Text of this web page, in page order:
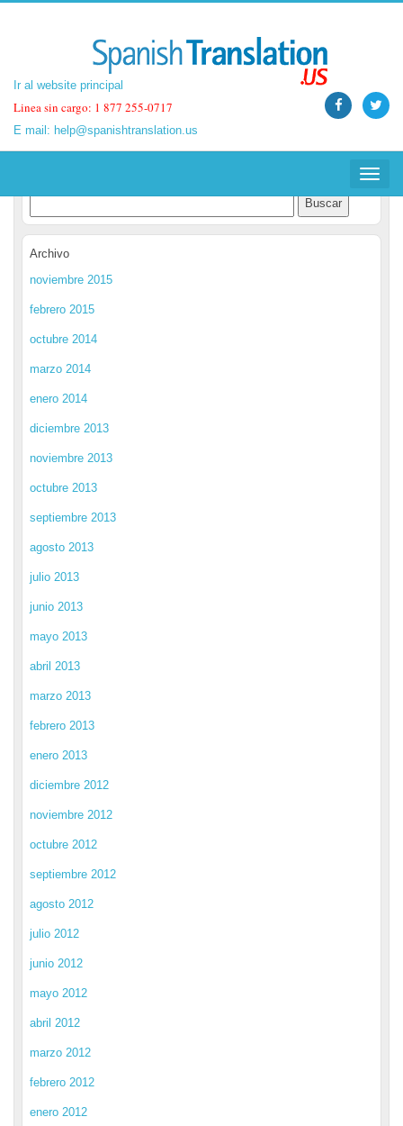
Ir al website principal
Linea sin cargo: 1 877 255-0717
E mail: help@spanishtranslation.us
Toggle
Ir al website principal
Linea sin cargo: 1 877 255-0717
E mail: help@spanishtranslation.us
Toggle
Spanish Translation Blog
Archivo
noviembre 2015
febrero 2015
octubre 2014
marzo 2014
enero 2014
diciembre 2013
noviembre 2013
octubre 2013
septiembre 2013
agosto 2013
julio 2013
junio 2013
mayo 2013
abril 2013
marzo 2013
febrero 2013
enero 2013
diciembre 2012
noviembre 2012
octubre 2012
septiembre 2012
agosto 2012
julio 2012
junio 2012
mayo 2012
abril 2012
marzo 2012
febrero 2012
enero 2012